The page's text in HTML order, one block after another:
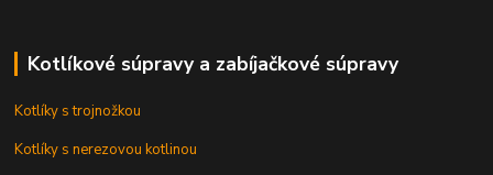
Kotlíkové súpravy a zabíjačkové súpravy
Kotlíky s trojnožkou
Kotlíky s nerezovou kotlinou